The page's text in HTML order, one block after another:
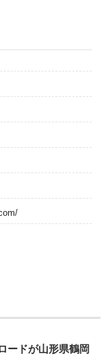
ードが山形県鶴岡